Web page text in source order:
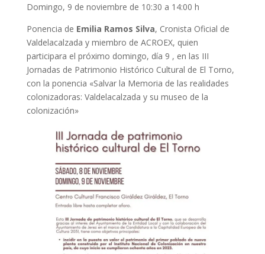
Domingo, 9 de noviembre de 10:30 a 14:00 h
Ponencia de Emilia Ramos Silva, Cronista Oficial de
Valdelacalzada y miembro de ACROEX, quien
participara el próximo domingo, día 9 , en las III
Jornadas de Patrimonio Histórico Cultural de El Torno,
con la ponencia «Salvar la Memoria de las realidades
colonizadoras: Valdelacalzada y su museo de la
colonización»